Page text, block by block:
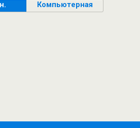
Компьютерная